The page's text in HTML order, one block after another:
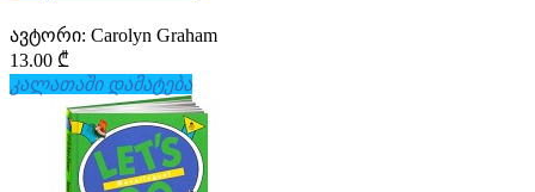
ავტორი: Carolyn Graham
13.00 ₾
კალათაში დამატება